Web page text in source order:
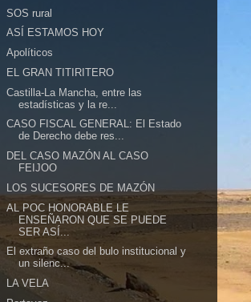
SOS rural
ASÍ ESTAMOS HOY
Apolíticos
EL GRAN TITIRITERO
Castilla-La Mancha, entre las
estadísticas y la re...
CASO FISCAL GENERAL: El Estado
de Derecho debe res...
DEL CASO MAZÓN AL CASO
FEIJOO
LOS SUCESORES DE MAZÓN
AL POC HONORABLE LE
ENSEÑARON QUE SE PUEDE
SER ASÍ...
El extraño caso del bulo institucional y
un silenc...
LA VELA